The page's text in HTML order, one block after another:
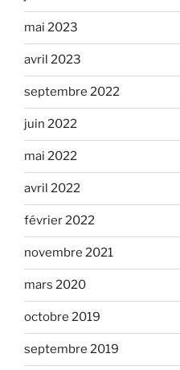
mai 2023
avril 2023
septembre 2022
juin 2022
mai 2022
avril 2022
février 2022
novembre 2021
mars 2020
octobre 2019
septembre 2019